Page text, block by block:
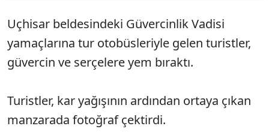
Uçhisar beldesindeki Güvercinlik Vadisi
yamaçlarına tur otobüsleriyle gelen turistler,
güvercin ve serçelere yem bıraktı.
Turistler, kar yağışının ardından ortaya çıkan
manzarada fotoğraf çektirdi.